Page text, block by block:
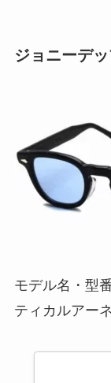
ジョニーデ
モデル名・型
ティカルアー